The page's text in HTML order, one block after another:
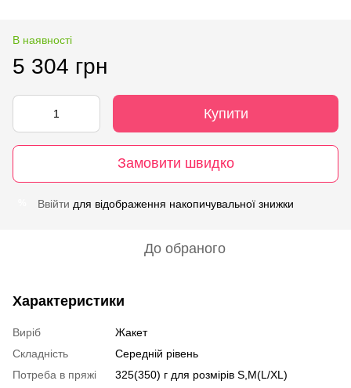
В наявності
5 304 грн
Купити
Замовити швидко
Ввійти для відображення накопичувальної знижки
До обраного
Характеристики
Виріб
Жакет
Складність
Середній рівень
Потреба в пряжі
325(350) г для розмірів S,M(L/XL)